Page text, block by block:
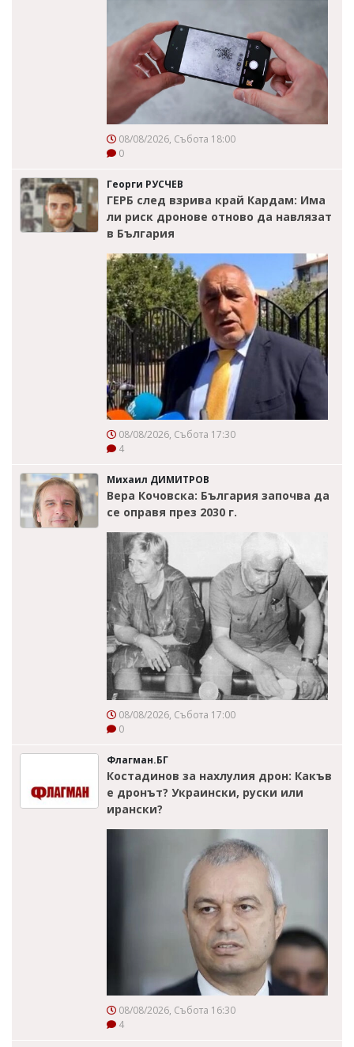
08/08/2026, Събота 18:00
0
Георги РУСЧЕВ
ГЕРБ след взрива край Кардам: Има
ли риск дронове отново да навлязат
в България
08/08/2026, Събота 17:30
4
Михаил ДИМИТРОВ
Вера Кочовска: България започва да
се оправя през 2030 г.
08/08/2026, Събота 17:00
0
Флагман.БГ
Костадинов за нахлулия дрон: Какъв
е дронът? Украински, руски или
ирански?
08/08/2026, Събота 16:30
4